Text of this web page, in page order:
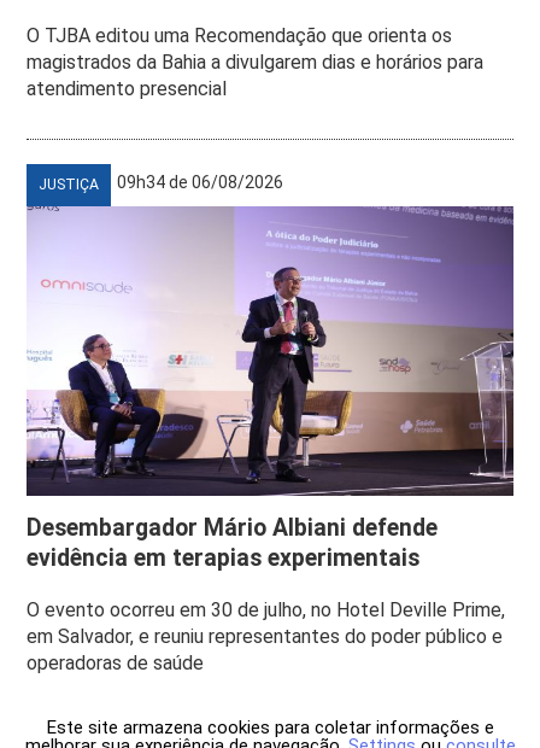
O TJBA editou uma Recomendação que orienta os
magistrados da Bahia a divulgarem dias e horários para
atendimento presencial
JUSTIÇA 09h34 de 06/08/2026
Desembargador Mário Albiani defende
evidência em terapias experimentais
O evento ocorreu em 30 de julho, no Hotel Deville Prime,
em Salvador, e reuniu representantes do poder público e
operadoras de saúde
Este site armazena cookies para coletar informações e